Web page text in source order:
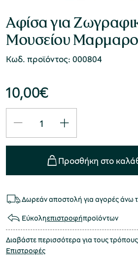
Αφίσα για
Μουσείου
Κωδ. προϊόντος: 000804
10,00€
Προσθήκη στο
Δωρεάν αποστολή για αγορές άνω
Εύκοληεπιστροφήπροϊόντων
Διαβάστε περισσότερα για τους τρόπους
Επιστροφές